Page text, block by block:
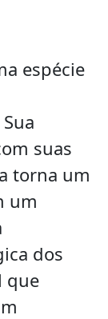
espécie
suas
torna um
um
dos
que